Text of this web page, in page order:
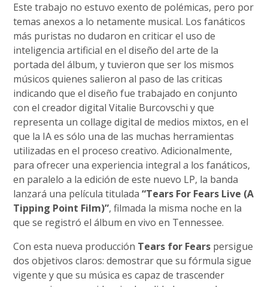
Este trabajo no estuvo exento de polémicas, pero por
temas anexos a lo netamente musical. Los fanáticos
más puristas no dudaron en criticar el uso de
inteligencia artificial en el diseño del arte de la
portada del álbum, y tuvieron que ser los mismos
músicos quienes salieron al paso de las criticas
indicando que el diseño fue trabajado en conjunto
con el creador digital Vitalie Burcovschi y que
representa un collage digital de medios mixtos, en el
que la IA es sólo una de las muchas herramientas
utilizadas en el proceso creativo. Adicionalmente,
para ofrecer una experiencia integral a los fanáticos,
en paralelo a la edición de este nuevo LP, la banda
lanzará una película titulada“Tears For Fears Live (A
Tipping Point Film)”, filmada la misma noche en la
que se registró el álbum en vivo en Tennessee.
Con esta nueva producción Tears for Fears persigue
dos objetivos claros: demostrar que su fórmula sigue
vigente y que su música es capaz de trascender